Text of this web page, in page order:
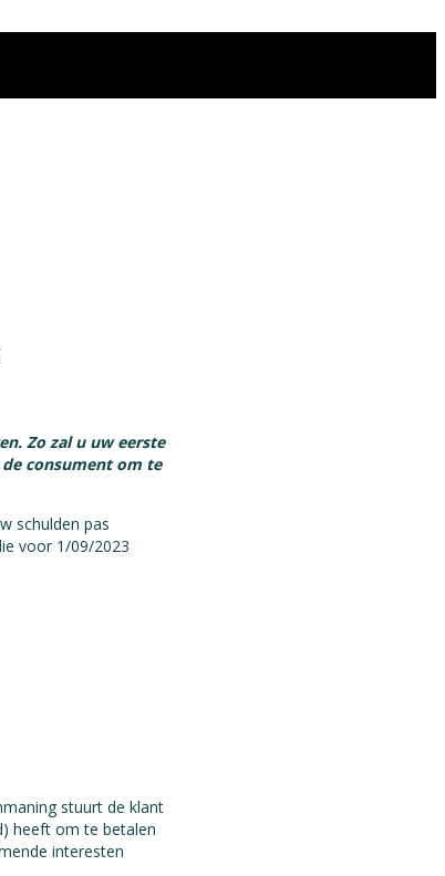
Zo zal u uw eerste
consument om te
schulden pas
voor 1/09/2023
stuurt de klant
heeft om te betalen
interesten